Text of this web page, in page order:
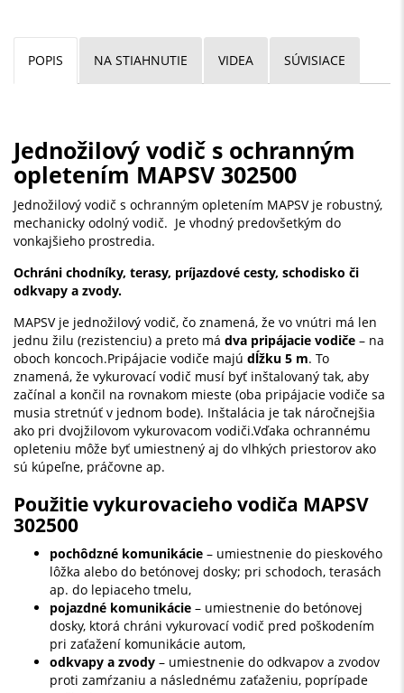
POPIS NA STIAHNUTIE VIDEA SÚVISIACE
Jednožilový vodič s ochranným
opletením MAPSV 302500
Jednožilový vodič s ochranným opletením MAPSV je robustný,
mechanicky odolný vodič. Je vhodný predovšetkým do
vonkajšieho prostredia.
Ochráni chodníky, terasy, príjazdové cesty, schodisko či
odkvapy a zvody.
MAPSV je jednožilový vodič, čo znamená, že vo vnútri má len
jednu žilu (rezistenciu) a preto má dva pripájacie vodiče – na
oboch koncoch.Pripájacie vodiče majú dĺžku 5 m. To
znamená, že vykurovací vodič musí byť inštalovaný tak, aby
začínal a končil na rovnakom mieste (oba pripájacie vodiče sa
musia stretnúť v jednom bode). Inštalácia je tak náročnejšia
ako pri dvojžilovom vykurovacom vodiči.Vďaka ochrannému
opleteniu môže byť umiestnený aj do vlhkých priestorov ako
sú kúpeľne, práčovne ap.
Použitie vykurovacieho vodiča MAPSV
302500
pochôdzné komunikácie – umiestnenie do pieskového
lôžka alebo do betónovej dosky; pri schodoch, terasách
ap. do lepiaceho tmelu,
pojazdné komunikácie – umiestnenie do betónovej
dosky, ktorá chráni vykurovací vodič pred poškodením
pri zaťažení komunikácie autom,
odkvapy a zvody – umiestnenie do odkvapov a zvodov
proti zamŕzaniu a následnému zaťaženiu, poprípade